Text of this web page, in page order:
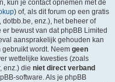
kun je contact opnemen met de
) of, als dit forum op een gratis
enz.), het beheer of
bewust van dat phpBB Limited
aansprakelijk gehouden kan
wordt. Neem geen
wettelijke kwesties (zoals
enz.) die niet direct verband
software. Als je phpBB